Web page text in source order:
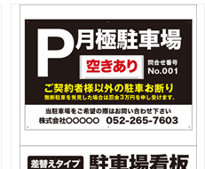
スチレンボード
Styrene Board
板材
Board